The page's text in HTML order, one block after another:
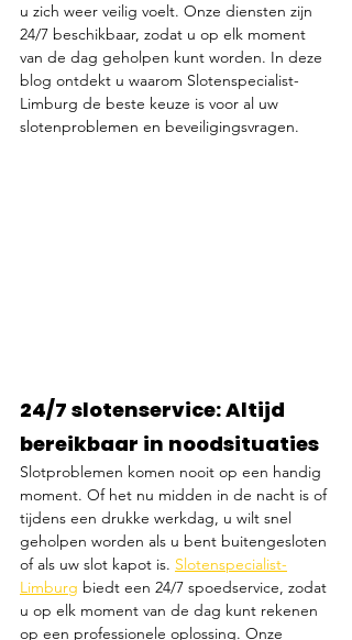
u zich weer veilig voelt. Onze diensten zijn
24/7 beschikbaar, zodat u op elk moment
van de dag geholpen kunt worden. In deze
blog ontdekt u waarom Slotenspecialist-
Limburg de beste keuze is voor al uw
slotenproblemen en beveiligingsvragen.
24/7 slotenservice: Altijd
bereikbaar in noodsituaties
Slotproblemen komen nooit op een handig
moment. Of het nu midden in de nacht is of
tijdens een drukke werkdag, u wilt snel
geholpen worden als u bent buitengesloten
of als uw slot kapot is. Slotenspecialist-
Limburg biedt een 24/7 spoedservice, zodat
u op elk moment van de dag kunt rekenen
op een professionele oplossing. Onze